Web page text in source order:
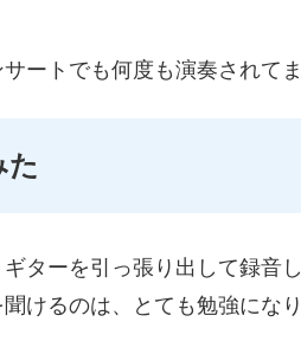
ートでも何度も演奏されてま
た
ターを引っ張り出して録音
けるのは、とても勉強にな